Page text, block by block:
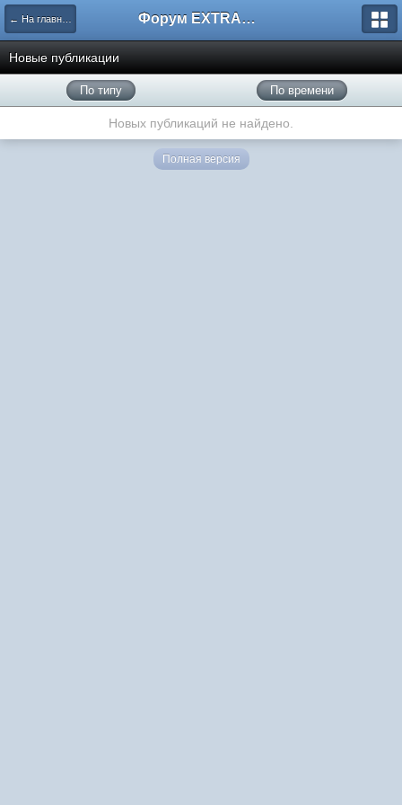
← На главную Форум EXTRACTOR.ru
Новые публикации
По типу По времени
Новых публикаций не найдено.
Полная версия